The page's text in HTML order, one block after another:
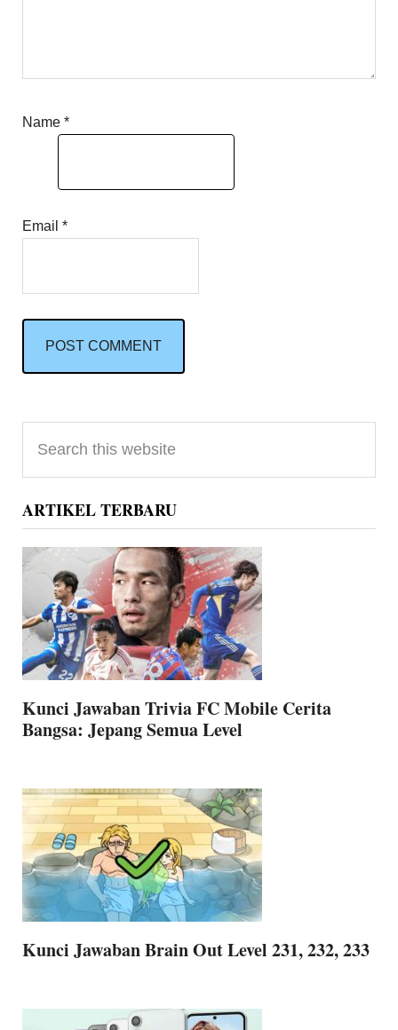
Name*
Email*
Primary
Sidebar
this
website
ARTIKEL TERBARU
Kunci Jawaban Trivia FC Mobile Cerita
Bangsa: Jepang Semua Level
Kunci Jawaban Brain Out Level 231, 232, 233